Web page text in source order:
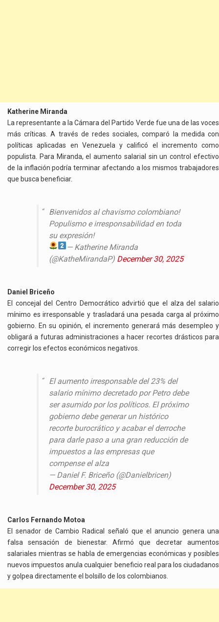
Katherine Miranda
La representante a la Cámara del Partido Verde fue una de las voces
más críticas. A través de redes sociales, comparó la medida con
políticas aplicadas en Venezuela y calificó el incremento como
populista. Para Miranda, el aumento salarial sin un control efectivo
de la inflación podría terminar afectando a los mismos trabajadores
que busca beneficiar.
Bienvenidos al chavismo colombiano!
Populismo e irresponsabilidad en toda
su expresión!
— Katherine Miranda
(@KatheMirandaP) December 30, 2025
Daniel Briceño
El concejal del Centro Democrático advirtió que el alza del salario
mínimo es irresponsable y trasladará una pesada carga al próximo
gobierno. En su opinión, el incremento generará más desempleo y
obligará a futuras administraciones a hacer recortes drásticos para
corregir los efectos económicos negativos.
El aumento irresponsable del 23% del
salario mínimo decretado por Petro debe
ser asumido por los políticos. El próximo
gobierno debe generar un histórico
recorte burocrático y acabar el derroche
para darle paso a una gran reducción de
impuestos a las empresas que
compense el alza
— Daniel F. Briceño (@Danielbricen)
December 30, 2025
Carlos Fernando Motoa
El senador de Cambio Radical señaló que el anuncio genera una
falsa sensación de bienestar. Afirmó que decretar aumentos
salariales mientras se habla de emergencias económicas y posibles
nuevos impuestos anula cualquier beneficio real para los ciudadanos
y golpea directamente el bolsillo de los colombianos.